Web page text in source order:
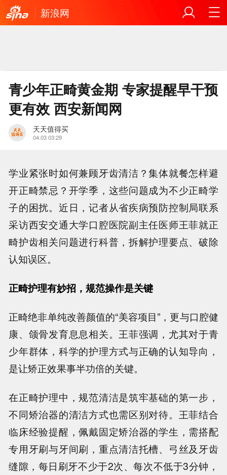
新浪网
青少年正畸黄金期 专家提醒早干预
更有效 西安新闻网
天天值得买
04.03 03:29
学业紧张时如何兼顾牙齿清洁？集体就餐怎样避
开正畸禁忌？开学季，这些问题成为不少正畸学
子的困扰。近日，记者从省疾病预防控制局联系
采访西安交通大学口腔医院副主任医师王菲就正
畸护齿相关问题进行科普，拆解护理要点、破除
认知误区。
正畸护理有妙招，规范操作是关键
正畸绝非单纯改善颜值的“美容项目”，更与口腔健
康、颌骨发育息息相关。王菲强调，尤其对于青
少年群体，科学的护理方式与正确的认知导向，
是让矫正效果事半功倍的关键。
在正畸护理中，规范清洁是筑牢基础的第一步，
不同矫治器的清洁方式也需区别对待。王菲结合
临床经验提醒，佩戴固定矫治器的学生，需搭配
专用牙刷与牙间刷，重点清洁托槽、弓丝及牙齿
缝隙，每日刷牙不少于2次、每次不低于3分钟，